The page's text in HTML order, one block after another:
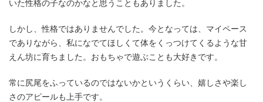
いた性格の子なのかなと思うこともありました。
しかし、性格ではありませんでした。今となっては、マイペース
でありながら、私になでてほしくて体をくっつけてくるような甘
えん坊に育ちました。おもちゃで遊ぶことも大好きです。
常に尻尾をふっているのではないかというくらい、嬉しさや楽し
さのアピールも上手です。